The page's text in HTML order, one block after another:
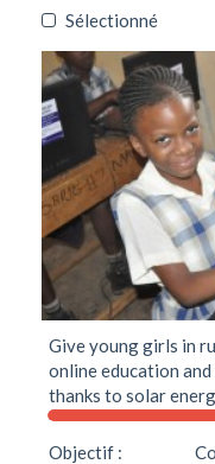
Sélectionné
Give young girls in
online education
thanks to solar
Objectif :